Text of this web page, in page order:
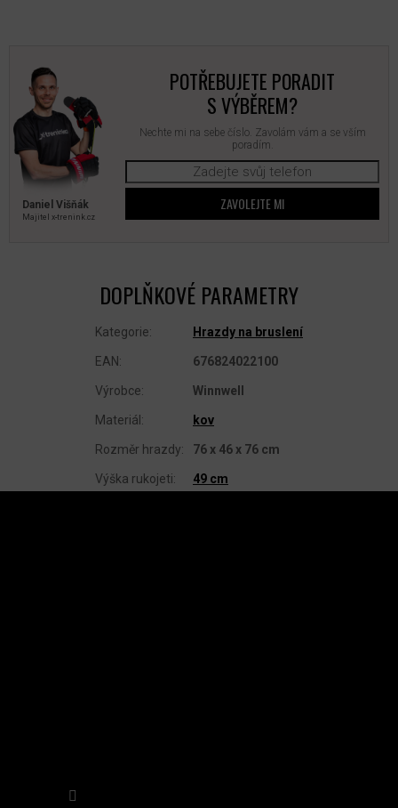
Daniel Višňák
Majitel x‑trenink.cz
POTŘEBUJETE PORADIT
S VÝBĚREM?
Nechte mi na sebe číslo. Zavolám vám a se vším
poradím.
ZAVOLEJTE MI
DOPLŇKOVÉ PARAMETRY
Kategorie: Hrazdy na bruslení
EAN: 676824022100
Výrobce: Winnwell
Materiál : kov
Rozměr hrazdy: 76 x 46 x 76 cm
Výška rukojeti: 49 cm
Z